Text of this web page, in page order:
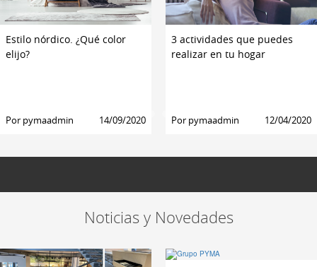
Estilo nórdico. ¿Qué color
elijo?
Por pymaadmin 14/09/2020
3 actividades que puedes
realizar en tu hogar
Por pymaadmin 12/04/2020
Noticias y Novedades